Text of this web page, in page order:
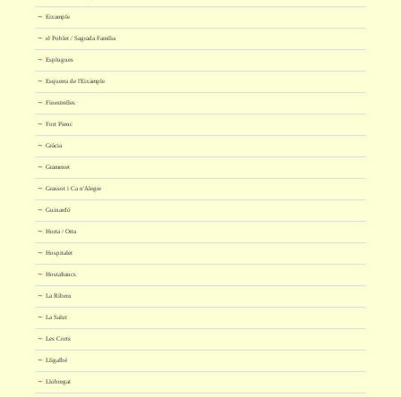
Eixample
el Poblet / Sagrada Família
Esplugues
Esquerra de l'Eixample
Finestrelles
Fort Pienc
Gràcia
Gramenet
Grassot i Ca n'Alegre
Guinardó
Horta / Orta
Hospitalet
Hostafrancs
La Ribera
La Salut
Les Corts
Lligalbé
Llobregat